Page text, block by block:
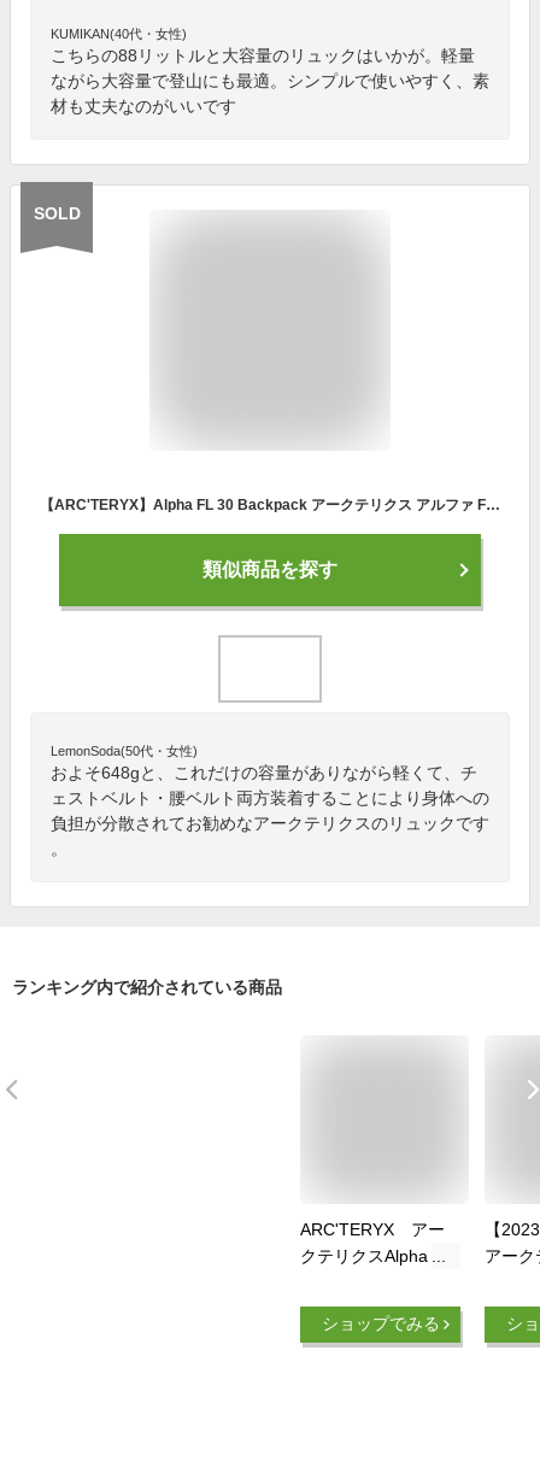
KUMIKAN(40代・女性)
こちらの88リットルと大容量のリュックはいかが。軽量
ながら大容量で登山にも最適。シンプルで使いやすく、素
材も丈夫なのがいいです
SOLD
【ARC'TERYX】Alpha FL 30 Backpack アークテリクス アルファ FL 30 バックパック [Black][2023SS]
類似商品を探す
LemonSoda(50代・女性)
およそ648gと、これだけの容量がありながら軽くて、チ
ェストベルト・腰ベルト両方装着することにより身体への
負担が分散されてお勧めなアークテリクスのリュックです
。
ランキング内で紹介されている商品
ARC'TERYX アー
クテリクスAlpha FL
FL30L 防水ザッ
ク バックパック
ショップでみる
【
アーク
パッ
シ